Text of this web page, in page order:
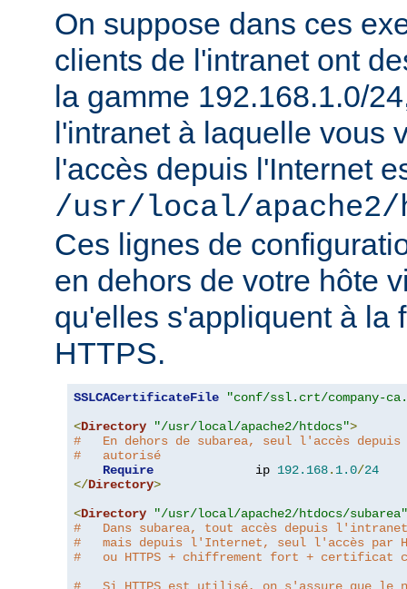
On suppose dans ces
clients de l'intranet ont
la gamme 192.168.1.0/
l'intranet à laquelle vous
l'accès depuis l'Internet
/usr/local/apache2/
Ces lignes de
en dehors de votre hôte
qu'elles s'appliquent à la
HTTPS.
SSLCACertificateFile
"conf/ssl.crt/company-
<Directory "/usr/local/apache2/htdocs">
#   En dehors de subarea, seul l'accès
#   autorisé
Require
              ip
192.168. 1.0/24
</Directory>
<Directory
"/usr/local/apache2/htdocs/subarea"
#   Dans subarea, tout accès depuis
#   mais depuis l'Internet, seul l'accès par
#   ou HTTPS + chiffrement fort +